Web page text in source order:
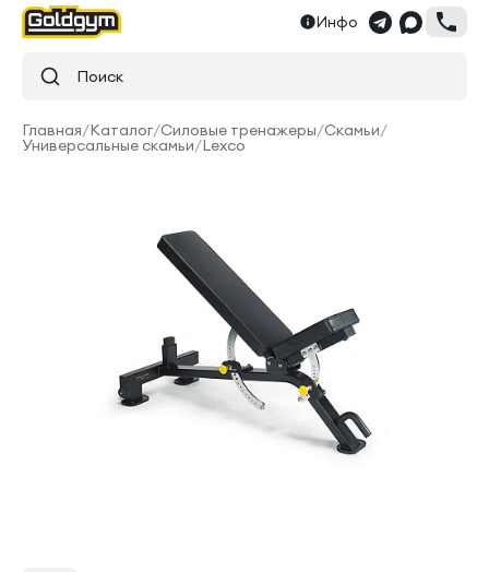
Инфо
Поиск
Главная/Каталог/Силовые тренажеры/Скамьи/
Универсальные скамьи/Lexco